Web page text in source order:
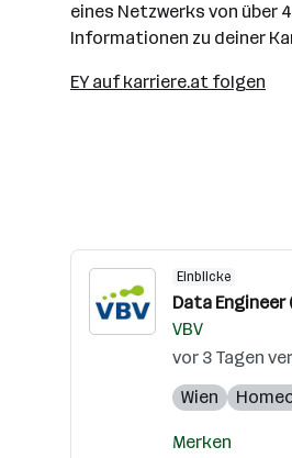
eines Netzwerks von über
Informationen zu deiner
EY auf karriere.at folgen
Einblicke
Data Engineer
VBV
vor 3 Tagen
Wien
Merken